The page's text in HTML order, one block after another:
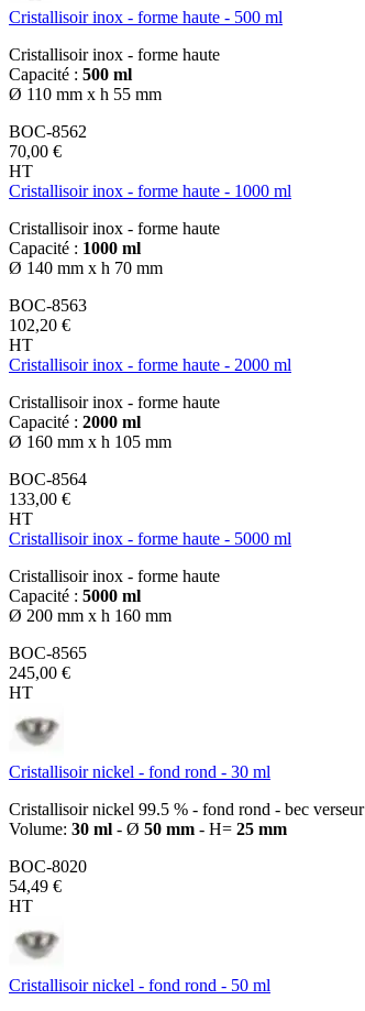
Cristallisoir inox - forme haute - 500 ml
Cristallisoir inox - forme haute
Capacité : 500 ml
Ø 110 mm x h 55 mm
BOC-8562
70,00 €
HT
Cristallisoir inox - forme haute - 1000 ml
Cristallisoir inox - forme haute
Capacité : 1000 ml
Ø 140 mm x h 70 mm
BOC-8563
102,20 €
HT
Cristallisoir inox - forme haute - 2000 ml
Cristallisoir inox - forme haute
Capacité : 2000 ml
Ø 160 mm x h 105 mm
BOC-8564
133,00 €
HT
Cristallisoir inox - forme haute - 5000 ml
Cristallisoir inox - forme haute
Capacité : 5000 ml
Ø 200 mm x h 160 mm
BOC-8565
245,00 €
HT
Cristallisoir nickel - fond rond - 30 ml
Cristallisoir nickel 99.5 % - fond rond - bec verseur
Volume: 30 ml - Ø 50 mm - H= 25 mm
BOC-8020
54,49 €
HT
Cristallisoir nickel - fond rond - 50 ml